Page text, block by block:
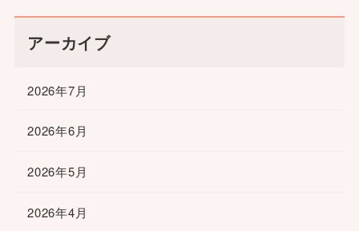
アーカイブ
2026年7月
2026年6月
2026年5月
2026年4月